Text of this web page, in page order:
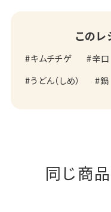
このレ
キムチチゲ 辛口
うどん（しめ）
鍋
同じ商